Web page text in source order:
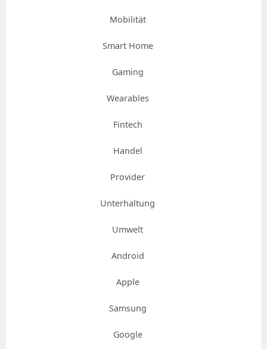
Mobilität
Smart Home
Gaming
Wearables
Fintech
Handel
Provider
Unterhaltung
Umwelt
Android
Apple
Samsung
Google